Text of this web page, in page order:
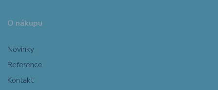
O nákupu
Novinky
Reference
Kontakt